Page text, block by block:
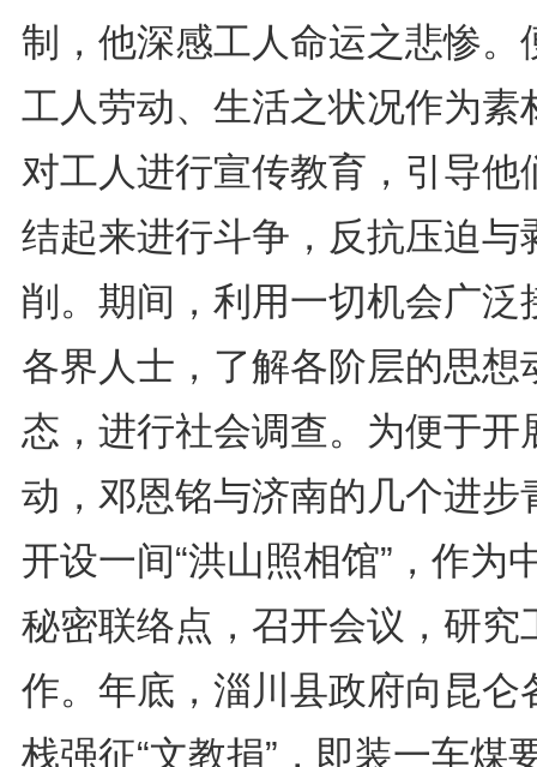
制，他深感工人命运之悲惨。
工人劳动、生活之状况作为素
对工人进行宣传教育，引导他
结起来进行斗争，反抗压迫与
削。期间，利用一切机会广泛
各界人士，了解各阶层的思想
态，进行社会调查。为便于开
动，邓恩铭与济南的几个进步
开设一间“洪山照相馆”，作为
秘密联络点，召开会议，研究
作。年底，淄川县政府向昆仑
栈强征“文教捐”，即装一车煤